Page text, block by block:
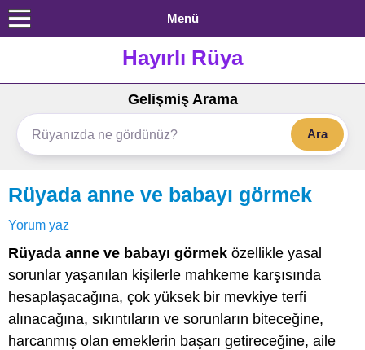
Menü
Hayırlı Rüya
Gelişmiş Arama
Ara
Rüyada anne ve babayı görmek
Yorum yaz
Rüyada anne ve babayı görmek özellikle yasal
sorunlar yaşanılan kişilerle mahkeme karşısında
hesaplaşacağına, çok yüksek bir mevkiye terfi
alınacağına, sıkıntıların ve sorunların biteceğine,
harcanmış olan emeklerin başarı getireceğine, aile